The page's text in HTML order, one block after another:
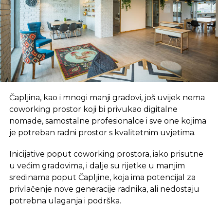
Šarović. Boris Tadić, konsultant u Udruženju
„Razvojni centar – Argonet“, kazao je da je nastavak
zabrane izvoza veoma loša vijest za proizvođače,
pošto su im hladnjače i boksovi popunjeni
kruškom, čija prodaja ide jako sporo i zbog
ograničnog izvoza za Evropsku uniju.
koji predstavlja najvažniju sortu u našoj proizvodnji
jabuke i bojim se da, ako ne oslobodimo hladnjače i
boksove od kruške, nećemo imati gdje lagerovati
jabuku, a još manje prodati. Ta sorta se najviše
izvozi na rusko tržište, koje jedino kupuje tu
jabuku, a EU je neće, i onda ne znam kome ćemo
prodati“, kazao je Tadić i dodao da će se situacija
tada dodatno iskomplikovati. Samo ovih nešto više
od 20 dana zabrane izvoza je, smatra on, previše za
proizvođače, a ako bi se nastavilo i narednih
Čapljina, kao i mnogi manji gradovi, još uvijek nema
coworking prostor koji bi privukao digitalne
nomade, samostalne profesionalce i sve one kojima
je potreban radni prostor s kvalitetnim uvjetima.
Inicijative poput coworking prostora, iako prisutne
u većim gradovima, i dalje su rijetke u manjim
sredinama poput Čapljine, koja ima potencijal za
privlačenje nove generacije radnika, ali nedostaju
potrebna ulaganja i podrška.